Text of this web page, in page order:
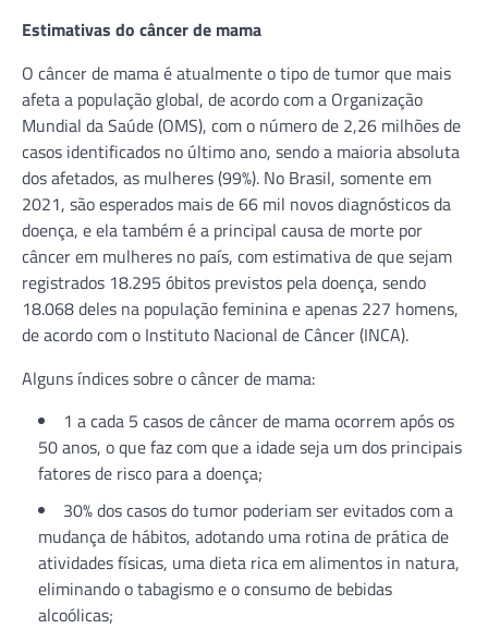
Estimativas do câncer de mama
O câncer de mama é atualmente o tipo de tumor que mais
afeta a população global, de acordo com a Organização
Mundial da Saúde (OMS), com o número de 2,26 milhões de
casos identificados no último ano, sendo a maioria absoluta
dos afetados, as mulheres (99%). No Brasil, somente em
2021, são esperados mais de 66 mil novos diagnósticos da
doença, e ela também é a principal causa de morte por
câncer em mulheres no país, com estimativa de que sejam
registrados 18.295 óbitos previstos pela doença, sendo
18.068 deles na população feminina e apenas 227 homens,
de acordo com o Instituto Nacional de Câncer (INCA).
Alguns índices sobre o câncer de mama:
1 a cada 5 casos de câncer de mama ocorrem após os
50 anos, o que faz com que a idade seja um dos principais
fatores de risco para a doença;
30% dos casos do tumor poderiam ser evitados com a
mudança de hábitos, adotando uma rotina de prática de
atividades físicas, uma dieta rica em alimentos in natura,
eliminando o tabagismo e o consumo de bebidas
alcoólicas;